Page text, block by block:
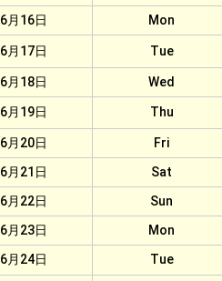
6月16日
Mon
6月17日 Tue
6月18日 Wed
6月19日 Thu
6月20日 Fri
6月21日
Sat
6月22日
Sun
6月23日
Mon
6月24日
Tue